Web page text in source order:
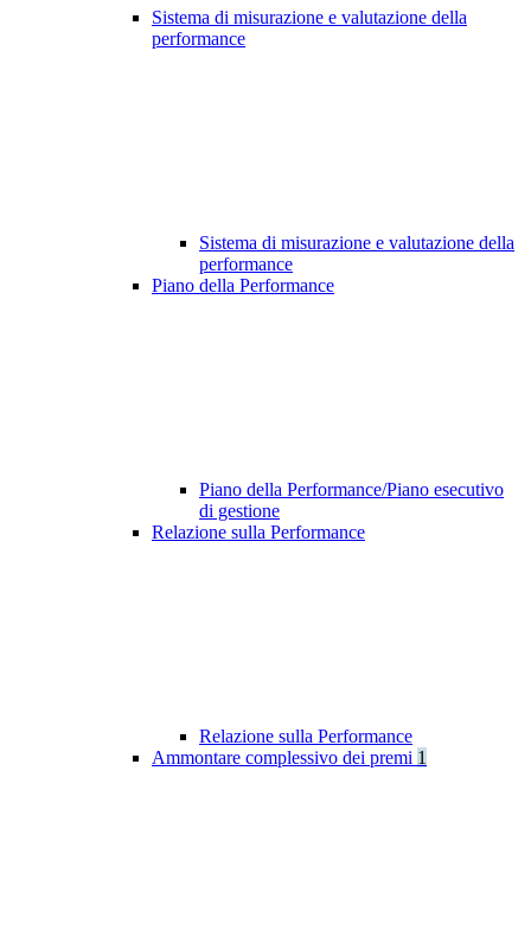
Sistema di misurazione e valutazione della
performance
Sistema di misurazione e valutazione della
performance
Piano della Performance
Piano della Performance/Piano esecutivo
di gestione
Relazione sulla Performance
Relazione sulla Performance
Ammontare complessivo dei premi 1